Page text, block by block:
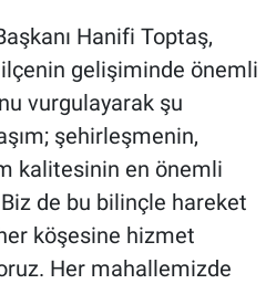
Hanifi Toptaş,
ilçenin gelişiminde önemli
vurgulayarak şu
şehirleşmenin,
kalitesinin en önemli
de bu bilinçle hareket
köşesine hizmet
Her mahallemizde